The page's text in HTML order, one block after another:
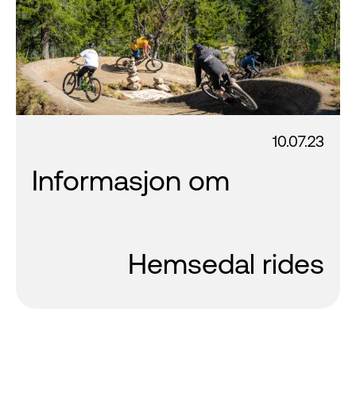
10.07.23
Informasjon om
Hemsedal rides